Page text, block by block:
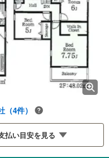
4件）
払い目安を見る